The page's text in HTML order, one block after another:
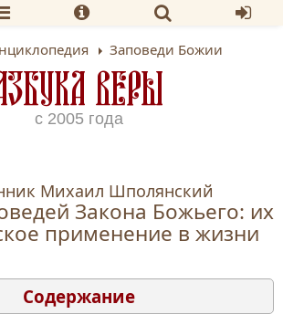
Заповеди Божии
ВЕРЫ
с 2005 года
Михаил Шполянский
Закона Божьего: их
применение в жизни
Содержание